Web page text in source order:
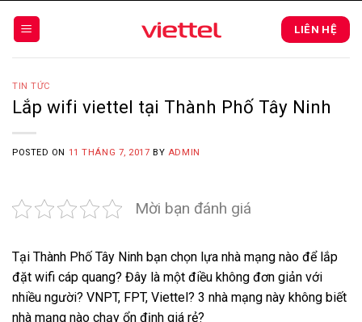
LIÊN HỆ
TIN TỨC
Lắp wifi viettel tại Thành Phố Tây Ninh
POSTED ON 11 THÁNG 7, 2017 BY ADMIN
Mời bạn đánh giá
Tại Thành Phố Tây Ninh bạn chọn lựa nhà mạng nào để lắp
đặt wifi cáp quang? Đây là một điều không đơn giản với
nhiều người? VNPT, FPT, Viettel? 3 nhà mạng này không biết
nhà mạng nào chạy ổn định giá rẻ?